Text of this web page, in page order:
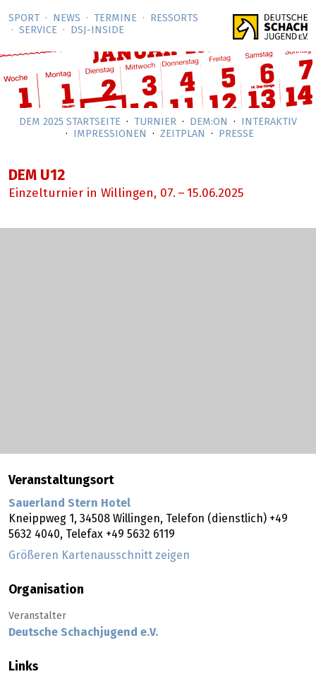
SPORT NEWS TERMINE
RESSORTS
SERVICE
DSJ-­INSIDE
DEM 2025 STARTSEITE TURNIER DEM:ON
INTERAKTIV
IMPRESSIONEN
ZEITPLAN PRESSE
DEM U12
Einzelturnier in Willingen, 07. – 15.06.2025
Veranstaltungsort
Sauerland Stern Hotel
Kneippweg 1, 34508 Willingen, Telefon (dienstlich) +49
5632 4040, Telefax +49 5632 6119
Größeren Kartenausschnitt zeigen
Organisation
Veranstalter
Deutsche Schachjugend e.V.
Links